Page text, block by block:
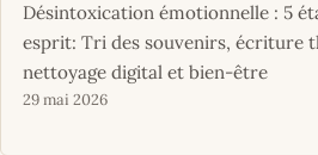
Désintoxication émotionnelle : 5
esprit: Tri des souvenirs, écriture
nettoyage digital et bien-être
29 mai 2026